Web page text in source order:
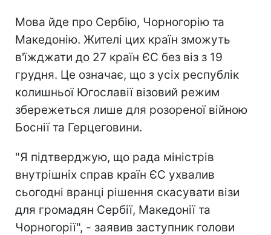
Мова йде про Сербію, Чорногорію та
Македонію. Жителі цих країн зможуть
в'їжджати до 27 країн ЄС без віз з 19
грудня. Це означає, що з усіх республік
колишньої Югославії візовий режим
збережеться лише для розореної війною
Боснії та Герцеговини.
"Я підтверджую, що рада міністрів
внутрішніх справ країн ЄС ухвалив
сьогодні вранці рішення скасувати візи
для громадян Сербії, Македонії та
Чорногорії", - заявив заступник голови